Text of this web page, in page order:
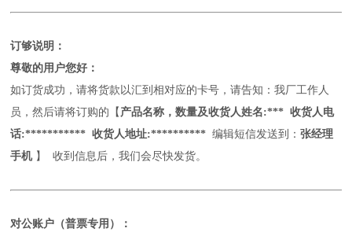
订够说明：
尊敬的用户您好：
如订货成功，请将货款以汇到相对应的卡号，请告知：我厂工作人
员，然后请将订购的【 产品名称，数量及收货人姓名:*** 收货人电
话:*********** 收货人地址:********** 编辑短信发送到：张经理
手机 】 收到信息后，我们会尽快发货。
对公账户（普票专用）：